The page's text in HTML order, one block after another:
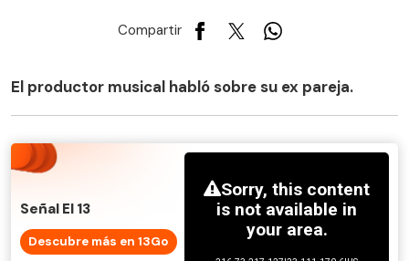
Compartir
El productor musical habló sobre su ex pareja.
Señal El 13
Descubre más en 13Go